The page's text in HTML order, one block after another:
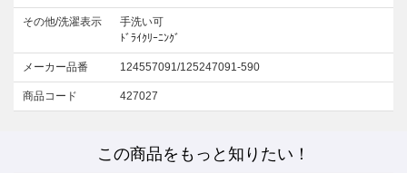
その他/洗濯表示
手洗い可
ﾄﾞﾗｲｸﾘｰﾆﾝｸﾞ
メーカー品番 124557091/125247091-590
商品コード 427027
この商品をもっと知りたい！